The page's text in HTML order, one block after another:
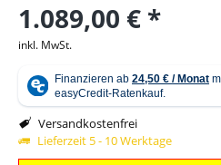
1.089,00 € *
inkl. MwSt.
Versandkostenfrei
Lieferzeit 5 - 10 Werktage